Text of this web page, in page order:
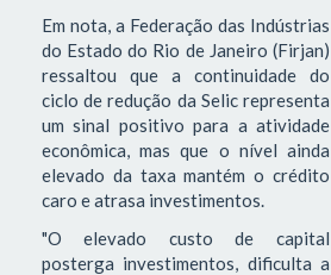
Em nota, a Federação das Indústrias
do Estado do Rio de Janeiro (Firjan)
ressaltou que a continuidade do
ciclo de redução da Selic representa
um sinal positivo para a atividade
econômica, mas que o nível ainda
elevado da taxa mantém o crédito
caro e atrasa investimentos.
"O elevado custo de capital
posterga investimentos, dificulta a